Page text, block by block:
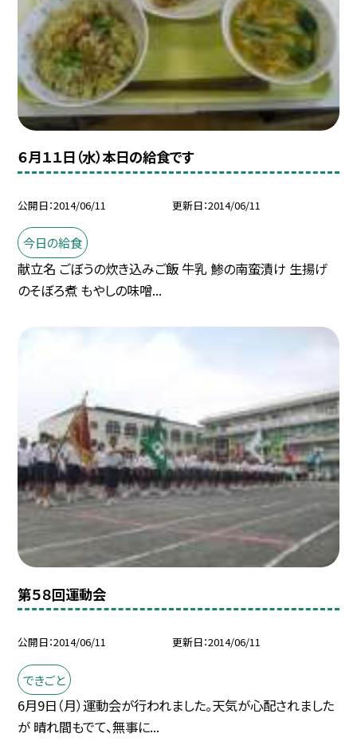
６月１１日（水）本日の給食です
公開日 2014/06/11 更新日 2014/06/11
今日の給食
献立名 ごぼうの炊き込みご飯 牛乳 鯵の南蛮漬け 生揚げ
のそぼろ煮 もやしの味噌...
第５８回運動会
公開日 2014/06/11 更新日 2014/06/11
できごと
6月9日（月）運動会が行われました。天気が心配されました
が 晴れ間もでて、無事に...